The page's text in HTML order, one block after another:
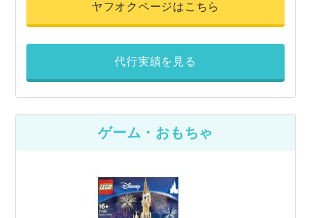
ヤフオクページはこちら
代行実績を見る
ゲーム・おもちゃ